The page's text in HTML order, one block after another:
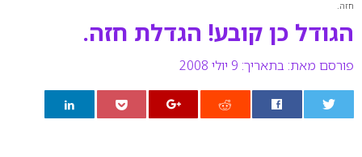
חזה.
הגודל כן קובע! הגדלת חזה.
פורסם מאת: בתאריך: 9 יולי 2008